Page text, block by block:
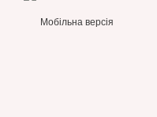
Мобільна версія